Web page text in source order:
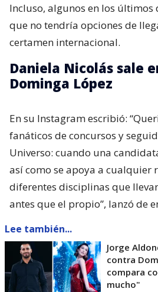
Incluso, algunos en los últimos
que no tendría opciones de
certamen internacional.
Daniela Nicolás sale
Dominga López
En su Instagram escribió:
fanáticos de concursos y
Universo: cuando una
así como se apoya a cualquier
diferentes disciplinas que
antes que el propio”, lanzó de
Lee también...
Jorge
contra
compara
mucho"